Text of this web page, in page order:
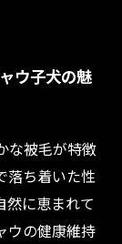
ウ子犬の魅
な被毛が特徴
落ち着いた性
然に恵まれて
ウの健康維持